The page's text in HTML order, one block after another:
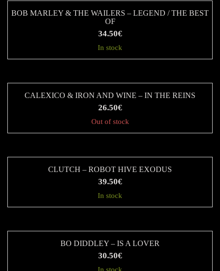
BOB MARLEY & THE WAILERS ‎– LEGEND / THE BEST
OF
34.50€
In stock
CALEXICO & IRON AND WINE ‎– IN THE REINS
26.50€
Out of stock
CLUTCH – ROBOT HIVE EXODUS
39.50€
In stock
BO DIDDLEY – IS A LOVER
30.50€